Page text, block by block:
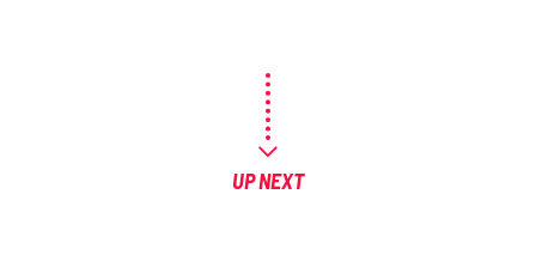
UP NEXT